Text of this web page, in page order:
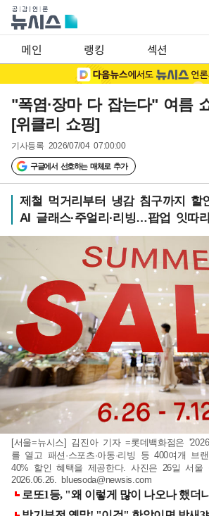
메인 랭킹 섹션
"폭염·장마 다 잡는다" 여름
[위클리 쇼핑]
기사등록 2026/07/04 07:00:00
구글에서 선호하는 매체로 추가
제철 먹거리부터 냉감 침구까지 할
AI 글래스·주얼리·리빙…팝업 잇따
[서울=뉴시스] 김진아 기자 =롯데백화점은
를 열고 패션·스포츠·아동·리빙 등 400여개 브
40% 할인 혜택을 제공한다. 사진은 26일 서울
2026.06.26. bluesoda@newsis.com